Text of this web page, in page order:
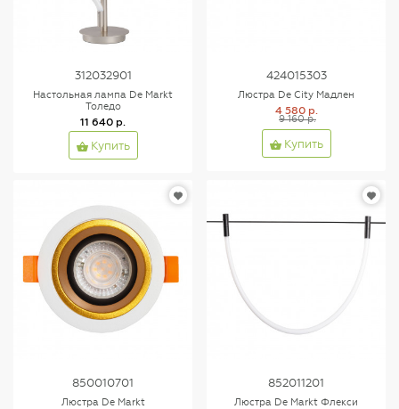
312032901
Настольная лампа De Markt
Толедо
11 640 р.
Купить
424015303
Люстра De City Мадлен
4 580 р.
9 160 р.
Купить
850010701
Люстра De Markt
852011201
Люстра De Markt Флекси